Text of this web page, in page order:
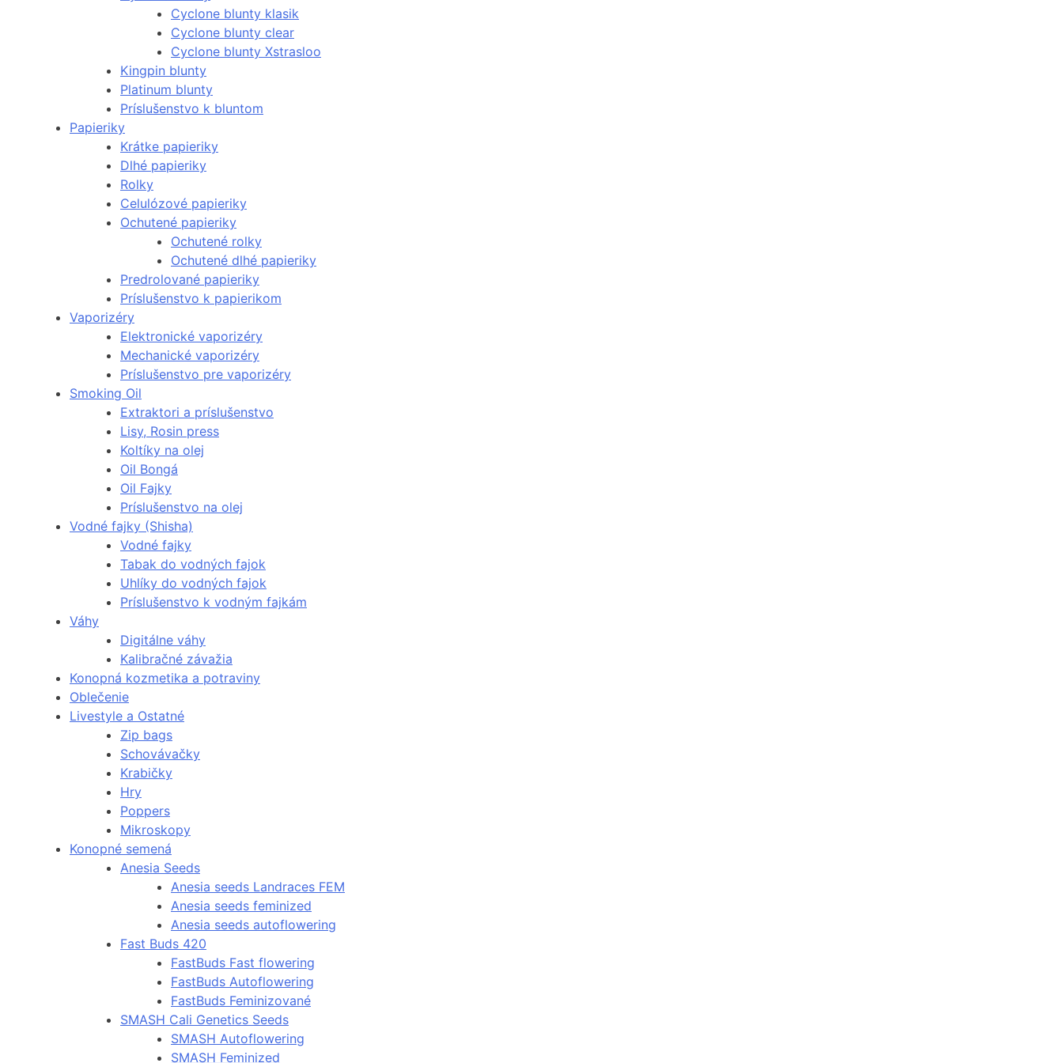
Cyclone blunty klasik
Cyclone blunty clear
Cyclone blunty Xstrasloo
Kingpin blunty
Platinum blunty
Príslušenstvo k bluntom
Papieriky
Krátke papieriky
Dlhé papieriky
Rolky
Celulózové papieriky
Ochutené papieriky
Ochutené rolky
Ochutené dlhé papieriky
Predrolované papieriky
Príslušenstvo k papierikom
Vaporizéry
Elektronické vaporizéry
Mechanické vaporizéry
Príslušenstvo pre vaporizéry
Smoking Oil
Extraktori a príslušenstvo
Lisy, Rosin press
Koltíky na olej
Oil Bongá
Oil Fajky
Príslušenstvo na olej
Vodné fajky (Shisha)
Vodné fajky
Tabak do vodných fajok
Uhlíky do vodných fajok
Príslušenstvo k vodným fajkám
Váhy
Digitálne váhy
Kalibračné závažia
Konopná kozmetika a potraviny
Oblečenie
Livestyle a Ostatné
Zip bags
Schovávačky
Krabičky
Hry
Poppers
Mikroskopy
Konopné semená
Anesia Seeds
Anesia seeds Landraces FEM
Anesia seeds feminized
Anesia seeds autoflowering
Fast Buds 420
FastBuds Fast flowering
FastBuds Autoflowering
FastBuds Feminizované
SMASH Cali Genetics Seeds
SMASH Autoflowering
SMASH Feminized